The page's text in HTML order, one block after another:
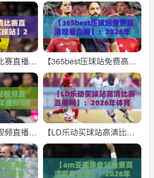
赛直播
】2026
战体验
【365best压球站免费高清
观看直播】：2026年体育
迷必收藏的高清直播攻略
频直播网
赛体验
【LD乐动买球站高清比赛
直播网】：2026年体育迷
的观赛新选择？咱们聊聊